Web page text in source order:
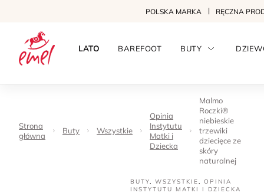
POLSKA MARKA RĘCZNA
LATO BAREFOOT BUTY
Strona
główna
Buty Wszystkie
Opinia
Instytutu
Matki i
Dziecka
Malmo
Roczki®
niebieskie
trzewiki
dziecięce ze
skóry
naturalnej
BUTY,WSZYSTKIE,OPINIA
INSTYTUTU MATKI I DZIECKA